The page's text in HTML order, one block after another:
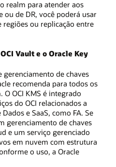
realm para atender aos
de DR, você poderá usar
regiões ou replicação entre
Vault e o Oracle Key
gerenciamento de chaves
recomenda para todos os
OCI KMS é integrado
do OCI relacionados a
e SaaS, como FA. Se
gerenciamento de chaves
e um serviço gerenciado
em nuvem com estrutura
o uso, a Oracle